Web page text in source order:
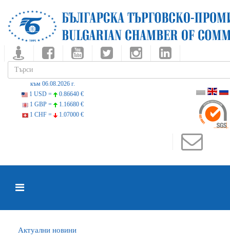
към 06.08.2026 г.
1 USD =
0.86640 €
1 GBP =
1.16680 €
1 CHF =
1.07000 €
Актуални новини